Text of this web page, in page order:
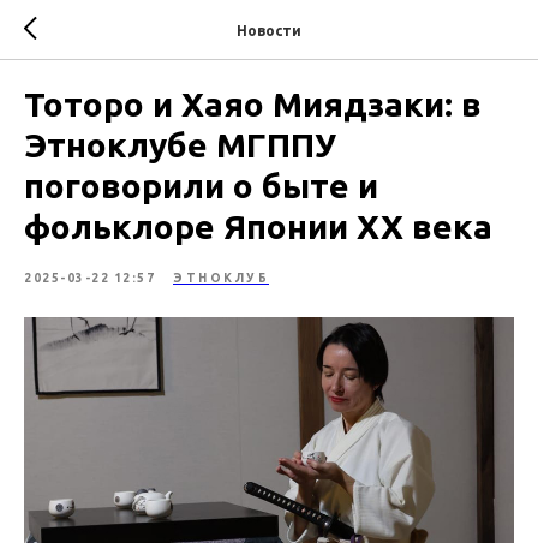
Новости
Тоторо и Хаяо Миядзаки: в
Этноклубе МГППУ
поговорили о быте и
фольклоре Японии ХХ века
2025-03-22 12:57 ЭТНОКЛУБ